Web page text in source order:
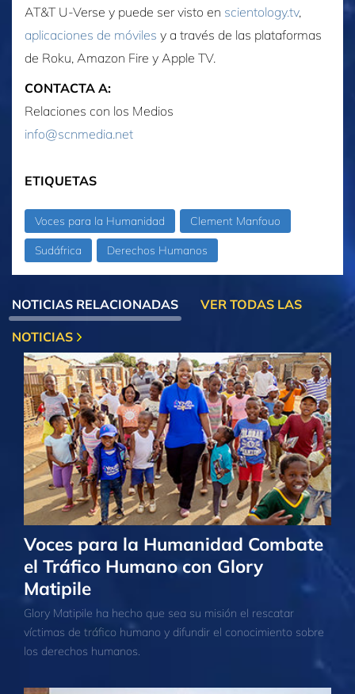
AT&T U‑Verse y puede ser visto en scientology.tv,
aplicaciones de móviles y a través de las plataformas
de Roku, Amazon Fire y Apple TV.
CONTACTA A:
Relaciones con los Medios
info@scnmedia.net
ETIQUETAS
Voces para la Humanidad Clement Manfouo
Sudáfrica Derechos Humanos
NOTICIAS RELACIONADAS VER TODAS LAS
NOTICIAS
Voces para la Humanidad Combate
el Tráfico Humano con Glory
Matipile
Glory Matipile ha hecho que sea su misión el rescatar
víctimas de tráfico humano y difundir el conocimiento sobre
los derechos humanos.